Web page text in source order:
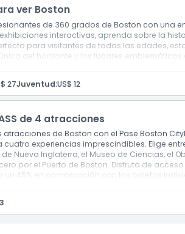
ver Boston
de 360 grados de Boston con una
exhibiciones interactivas, aprenda sobre la
para visitantes de todas las edades,
del horizonte y los lugares emblemáticos
27Juventud:US$ 12
de 4 atracciones
de Boston con el Pase Boston
experiencias imprescindibles. Elige
Nueva Inglaterra, el Museo de Ciencias, el
por el Puerto de Boston. Disfruta de
un 45% en comparación con los boletos